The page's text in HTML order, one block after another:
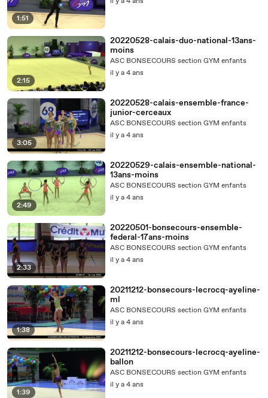
1:51
2:15
20220528-calais-duo-national-13ans-
moins
ASC BONSECOURS section GYM enfants
il y a 4 ans
3:05
20220528-calais-ensemble-france-
junior-cerceaux
ASC BONSECOURS section GYM enfants
il y a 4 ans
2:49
20220529-calais-ensemble-national-
13ans-moins
ASC BONSECOURS section GYM enfants
il y a 4 ans
2:33
20220501-bonsecours-ensemble-
federal-17ans-moins
ASC BONSECOURS section GYM enfants
il y a 4 ans
1:38
20211212-bonsecours-lecrocq-ayeline-
ml
ASC BONSECOURS section GYM enfants
il y a 4 ans
1:39
20211212-bonsecours-lecrocq-ayeline-
ballon
ASC BONSECOURS section GYM enfants
il y a 4 ans